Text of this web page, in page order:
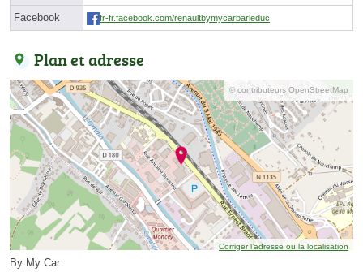
Facebook fr-fr.facebook.com/renaultbymycarbarleduc
Plan et adresse
© contributeurs OpenStreetMap
Corriger l’adresse ou la localisation
By My Car